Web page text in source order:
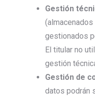
Gestión
gestionados
El titular no
gestión
Gestión de
datos podrán